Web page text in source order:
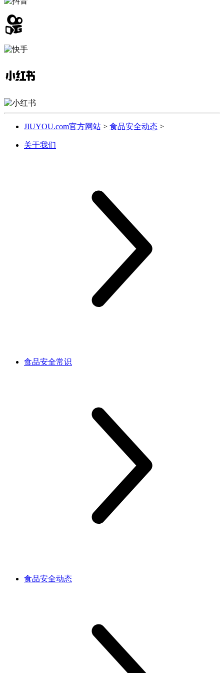
JIUYOU.com官方网站 > 食品安全动态 >
关于我们
食品安全常识
食品安全动态